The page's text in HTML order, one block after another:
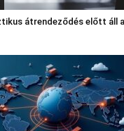
átrendeződés előtt áll a